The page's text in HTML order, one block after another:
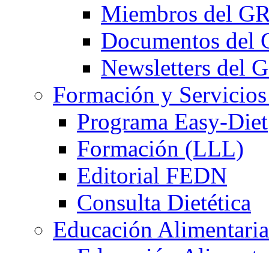
Miembros del
Documentos del
Newsletters del
Formación y
Programa Easy-Diet
Formación (LLL)
Editorial FEDN
Consulta Dietética
Educación Alimentaria